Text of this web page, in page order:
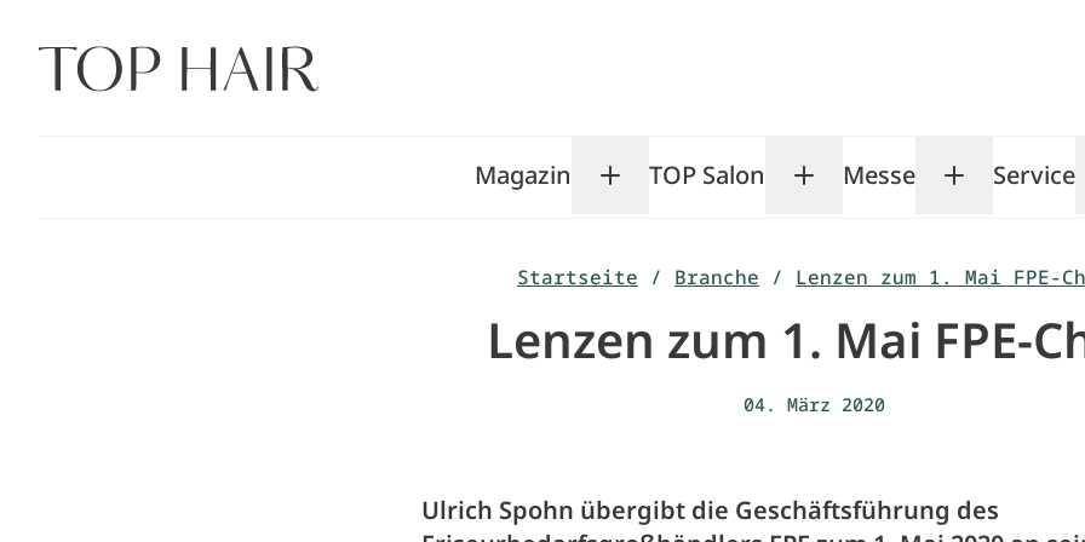
Inhalt
springen
Magazin Toggle Magazin submenu
TOP Salon Toggle TOP Salon
Messe ToggleService
Startseite / Branche / Lenzen zum 1. Mai FPE-
Lenzen zum 1. Mai FPE-
04. März 2020
Ulrich Spohn übergibt die Geschäftsführung des